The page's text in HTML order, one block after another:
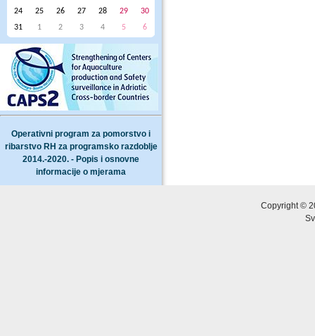
24
25 26 27 28 29
30
31
1 2 3 4 5 6
Operativni program za pomorstvo i
ribarstvo RH za programsko razdoblje
2014.-2020. - Popis i osnovne
informacije o mjerama
Copyright ©